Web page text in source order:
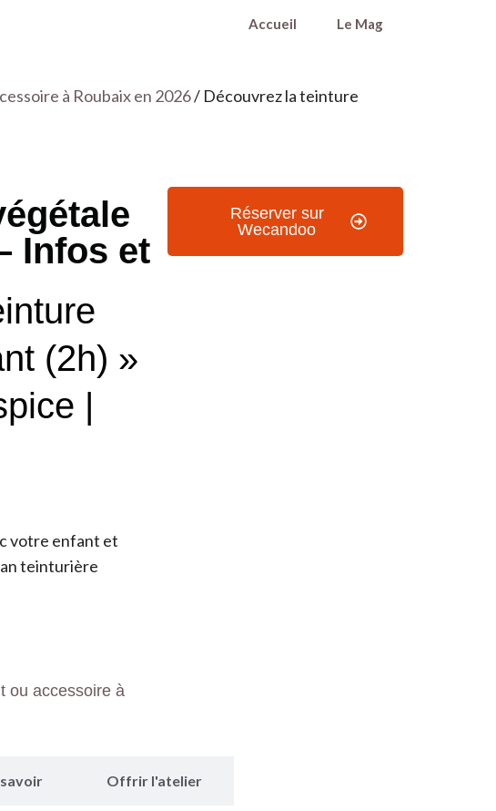
Accueil Le Mag
à Roubaix en 2026/ Découvrez la teinture
Infos et
(2h) »
|
votre enfant et
teinturière
ou accessoire à
Réserver sur
Wecandoo
Offrir l'atelier